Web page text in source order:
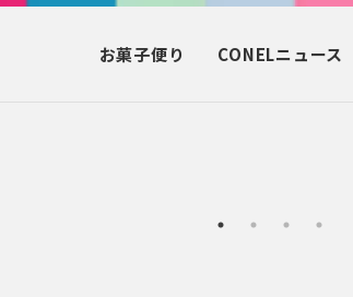
お菓子便り CONELニュース